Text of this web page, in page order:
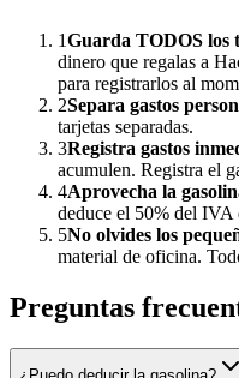
1Guarda TODOS los
dinero que regalas a
para registrarlos al
2Separa gastos
tarjetas separadas.
3Registra gastos
acumulen. Registra el
4Aprovecha la
deduce el 50% del IVA
5No olvides los
material de oficina.
Preguntas